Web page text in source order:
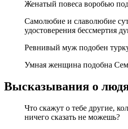
Женатый повеса воробью
Самолюбие и славолюбие
удостоверения бессмертия
Ревнивый муж подобен
Умная женщина подобна
Высказывания о
Что скажут о тебе другие,
ничего сказать не можешь?